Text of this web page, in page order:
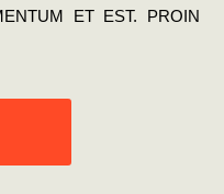
ET EST. PROIN